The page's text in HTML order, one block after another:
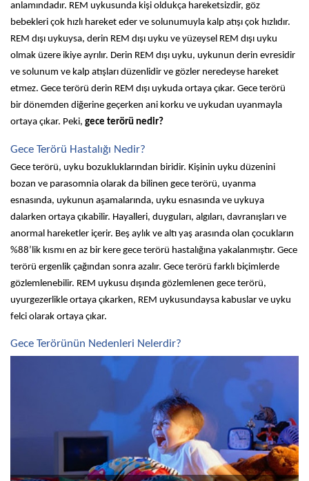
anlamındadır. REM uykusunda kişi oldukça hareketsizdir, göz
bebekleri çok hızlı hareket eder ve solunumuyla kalp atışı çok hızlıdır.
REM dışı uykuysa, derin REM dışı uyku ve yüzeysel REM dışı uyku
olmak üzere ikiye ayrılır. Derin REM dışı uyku, uykunun derin evresidir
ve solunum ve kalp atışları düzenlidir ve gözler neredeyse hareket
etmez. Gece terörü derin REM dışı uykuda ortaya çıkar. Gece terörü
bir dönemden diğerine geçerken ani korku ve uykudan uyanmayla
ortaya çıkar. Peki, gece terörü nedir?
Gece Terörü Hastalığı Nedir?
Gece terörü, uyku bozukluklarından biridir. Kişinin uyku düzenini
bozan ve parasomnia olarak da bilinen gece terörü, uyanma
esnasında, uykunun aşamalarında, uyku esnasında ve uykuya
dalarken ortaya çıkabilir. Hayalleri, duyguları, algıları, davranışları ve
anormal hareketler içerir. Beş aylık ve altı yaş arasında olan çocukların
%88’lik kısmı en az bir kere gece terörü hastalığına yakalanmıştır. Gece
terörü ergenlik çağından sonra azalır. Gece terörü farklı biçimlerde
gözlemlenebilir. REM uykusu dışında gözlemlenen gece terörü,
uyurgezerlikle ortaya çıkarken, REM uykusundaysa kabuslar ve uyku
felci olarak ortaya çıkar.
Gece Terörünün Nedenleri Nelerdir?